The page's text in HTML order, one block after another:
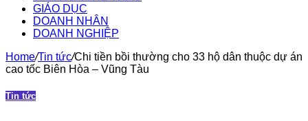
GIÁO DỤC
DOANH NHÂN
DOANH NGHIỆP
Home/Tin tức/Chi tiền bồi thường cho 33 hộ dân thuộc dự án
cao tốc Biên Hòa – Vũng Tàu
Tin tức